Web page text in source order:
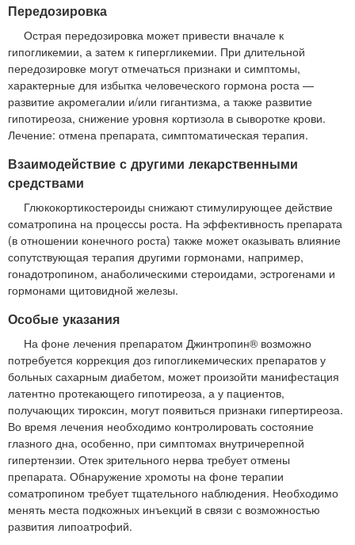
Передозировка
Острая передозировка может привести вначале к
гипогликемии, а затем к гипергликемии. При длительной
передозировке могут отмечаться признаки и симптомы,
характерные для избытка человеческого гормона роста —
развитие акромегалии и/или гигантизма, а также развитие
гипотиреоза, снижение уровня кортизола в сыворотке крови.
Лечение: отмена препарата, симптоматическая терапия.
Взаимодействие с другими лекарственными
средствами
Глюкокортикостероиды снижают стимулирующее действие
соматропина на процессы роста. На эффективность препарата
(в отношении конечного роста) также может оказывать влияние
сопутствующая терапия другими гормонами, например,
гонадотропином, анаболическими стероидами, эстрогенами и
гормонами щитовидной железы.
Особые указания
На фоне лечения препаратом Джинтропин® возможно
потребуется коррекция доз гипогликемических препаратов у
больных сахарным диабетом, может произойти манифестация
латентно протекающего гипотиреоза, а у пациентов,
получающих тироксин, могут появиться признаки гипертиреоза.
Во время лечения необходимо контролировать состояние
глазного дна, особенно, при симптомах внутричерепной
гипертензии. Отек зрительного нерва требует отмены
препарата. Обнаружение хромоты на фоне терапии
соматропином требует тщательного наблюдения. Необходимо
менять места подкожных инъекций в связи с возможностью
развития липоатрофий.